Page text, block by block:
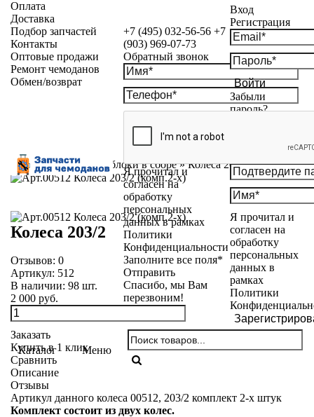
+7 (495) 032-56-56 +7
(903) 969-07-73
Обратный звонок
Я прочитал и
согласен на
обработку
персональных
данных в рамках
Политики
Конфиденциальности
Заполните все поля*
Отправить
Спасибо, мы Вам
перезвоним!
Вход
Регистрация
Войти
Забыли
пароль?
Я прочитал и
согласен на
обработку
персональных
данных в
рамках
Политики
Каталог Меню
Оплата
Доставка
Подбор запчастей
Контакты
Оптовые продажи
Ремонт чемоданов
Обмен/возврат
Каталог»Колесные блоки в сборе»Колеса 203/2
Колеса 203/2
Отзывов: 0
Артикул: 512
В наличии: 98 шт.
2 000 руб.
Заказать
Купить в 1 клик
Сравнить
Описание
Отзывы
Артикул данного колеса 00512, 203/2 комплект 2-х штук
Комплект состоит из двух колес.